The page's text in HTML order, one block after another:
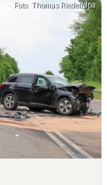
Foto: Thomas Riedel/dpa